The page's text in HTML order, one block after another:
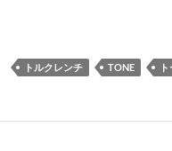
トルクレンチ TONE